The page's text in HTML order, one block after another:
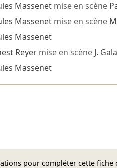
Massenetmise en scène
Massenetmise en scène
Massenet
Reyermise en scène J.
Massenet
pour compléter cette fiche